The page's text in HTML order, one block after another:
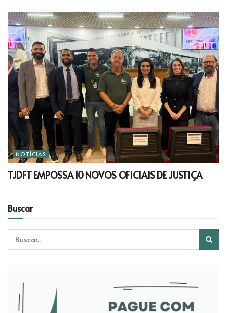
NOTÍCIAS
TJDFT EMPOSSA 10 NOVOS OFICIAIS DE JUSTIÇA
Buscar